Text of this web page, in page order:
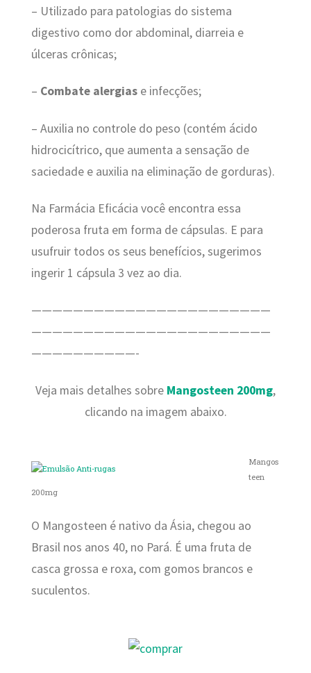
– Utilizado para patologias do sistema
digestivo como dor abdominal, diarreia e
úlceras crônicas;
– Combate alergiase infecções;
– Auxilia no controle do peso (contém ácido
hidrocicítrico, que aumenta a sensação de
saciedade e auxilia na eliminação de gorduras).
Na Farmácia Eficácia você encontra essa
poderosa fruta em forma de cápsulas. E para
usufruir todos os seus benefícios, sugerimos
ingerir 1 cápsula 3 vez ao dia.
———————————————————————
———————————————————————
——————————-
Veja mais detalhes sobre Mangosteen 200mg,
clicando na imagem abaixo.
Mangos
teen
200mg
O Mangosteen é nativo da Ásia, chegou ao
Brasil nos anos 40, no Pará. É uma fruta de
casca grossa e roxa, com gomos brancos e
suculentos.